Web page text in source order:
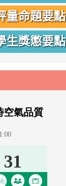
量命題要點
生獎懲要點